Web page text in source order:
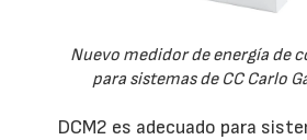
Nuevo medidor de energía de
para sistemas de CC Carlo
DCM2 es adecuado para